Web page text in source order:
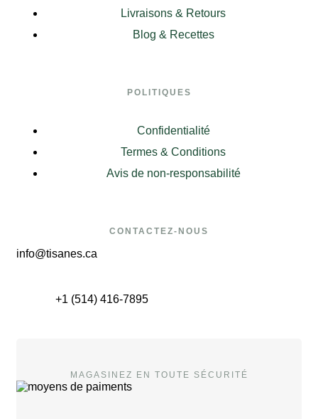
Livraisons & Retours
Blog & Recettes
POLITIQUES
Confidentialité
Termes & Conditions
Avis de non-responsabilité
CONTACTEZ-NOUS
info@tisanes.ca
+1 (514) 416-7895
MAGASINEZ EN TOUTE SÉCURITÉ